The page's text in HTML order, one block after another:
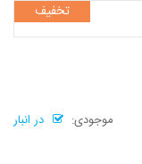
تخفیف
موجودی:
در انبار